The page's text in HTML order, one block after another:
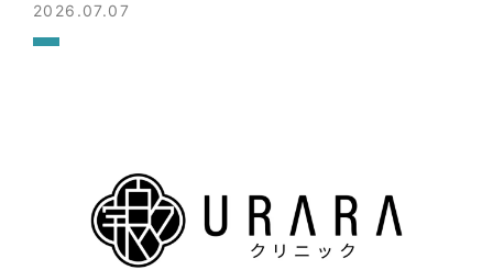
2026.07.07